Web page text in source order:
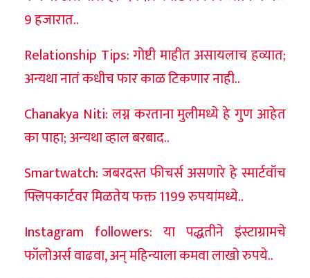
9 हजारात..
Relationship Tips: गोष्टी माहीत असायलाच हव्यात;
अन्यथा नातं कधीच फार काळ टिकणार नाही..
Chanakya Niti: लग्न करताना मुलीमध्ये हे गुण आहेत
का पाहा; अन्यथा व्हाल बरबाद..
Smartwatch: जबरदस्त फीचर्स असणारे हे स्मार्टवॉच
फ्लिपकार्टवर मिळतेय फक्त 1199 रुपयांमध्ये..
Instagram followers: या पद्धतीने इंस्टाग्रामचे
फॉलोअर्स वाढवा, अन् महिन्याला कमवा लाखो रुपये..